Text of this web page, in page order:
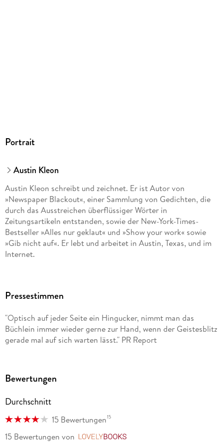
Portrait
Austin Kleon
Austin Kleon schreibt und zeichnet. Er ist Autor von
»Newspaper Blackout«, einer Sammlung von Gedichten, die
durch das Ausstreichen überflüssiger Wörter in
Zeitungsartikeln entstanden, sowie der New-York-Times-
Bestseller »Alles nur geklaut« und »Show your work« sowie
»Gib nicht auf«. Er lebt und arbeitet in Austin, Texas, und im
Internet.
Pressestimmen
"Optisch auf jeder Seite ein Hingucker, nimmt man das
Büchlein immer wieder gerne zur Hand, wenn der Geistesblitz
gerade mal auf sich warten lässt." PR Report
Bewertungen
Durchschnitt
15 Bewertungen15
15 Bewertungen von